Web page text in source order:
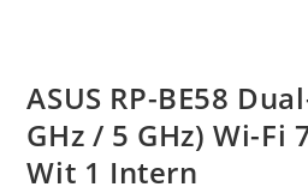
ASUS RP-BE58
GHz / 5 GHz) Wi-Fi
Wit 1 Intern